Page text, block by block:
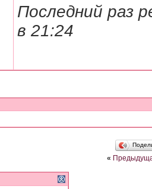
Последний раз
в 21:24
«